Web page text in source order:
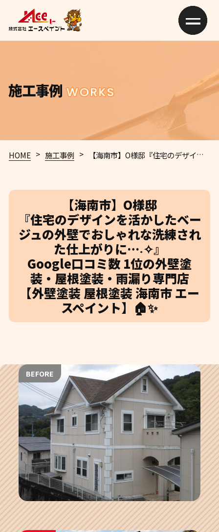
施工事例 WORKS
HOME > 施工事例 > 【海南市】O様邸 『住宅のデザインを活かしたベージュの外壁でおしゃれな洗練された仕上がりに…˖✧』
【海南市】O様邸
『住宅のデザインを活かしたベー
ジュの外壁でおしゃれな洗練され
た仕上がりに…˖✧』
Google口コミ数 1位の外壁塗
装・屋根塗装・雨漏り専門店
【外壁塗装 屋根塗装 海南市 エー
スペイント】🏠✨
BEFORE